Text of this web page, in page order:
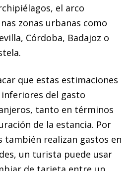
el arco
zonas urbanas como
Córdoba, Badajoz o
que estas estimaciones
del gasto
tanto en términos
de la estancia. Por
realizan gastos en
un turista puede usar